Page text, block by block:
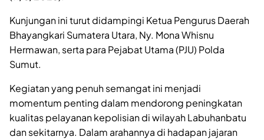
Kunjungan ini turut didampingi Ketua Pengurus Daerah
Bhayangkari Sumatera Utara, Ny. Mona Whisnu
Hermawan, serta para Pejabat Utama (PJU) Polda
Sumut.
Kegiatan yang penuh semangat ini menjadi
momentum penting dalam mendorong peningkatan
kualitas pelayanan kepolisian di wilayah Labuhanbatu
dan sekitarnya. Dalam arahannya di hadapan jajaran